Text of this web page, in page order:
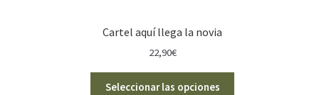
Cartel aquí llega la novia
22,90€
Seleccionar las opciones